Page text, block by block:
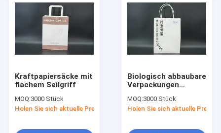
Kraftpapiersäcke mit
flachem Seilgriff
MOQ:3000 Stück
Holen Sie sich aktuelle Preis
Biologisch abbaubare
Verpackungen
Papierbeutel mit
Handgriffe
MOQ:3000 Stück
Holen Sie sich aktuelle Preis